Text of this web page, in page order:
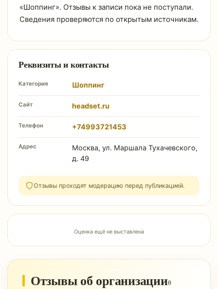
«Шоппинг». Отзывы к записи пока не поступали.
Сведения проверяются по открытым источникам.
Реквизиты и контакты
Категория Шоппинг
Сайт headset.ru
Телефон +74993721453
Адрес
Москва, ул. Маршала Тухачевского,
д. 49
Отзывы проходят модерацию перед публикацией.
Оценка ещё не выставлена
Отзывы об организации0